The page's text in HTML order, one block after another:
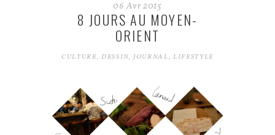
06 Avr 2015
8 JOURS AU MOYEN-
ORIENT
CULTURE, DESSIN,JOURNAL,LIFESTYLE